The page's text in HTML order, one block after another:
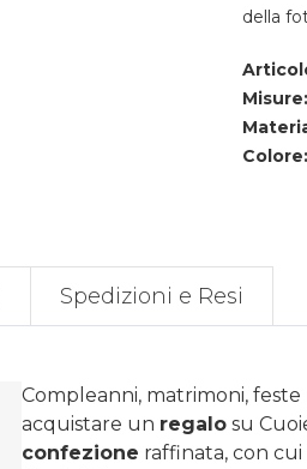
della
Misure:
Colore:
Spedizioni e Resi
Compleanni, matrimoni,
acquistare un regalo su
confezione raffinata, con